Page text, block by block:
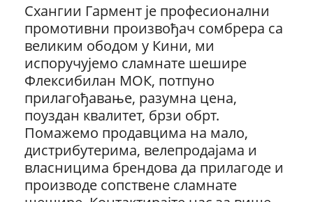
Схангии Гармент је професионални
промотивни произвођач сомбрера са
великим ободом у Кини, ми
испоручујемо сламнате шешире
Флексибилан МОК, потпуно
прилагођавање, разумна цена,
поуздан квалитет, брзи обрт.
Помажемо продавцима на мало,
дистрибутерима, велепродајама и
власницима брендова да прилагоде и
производе сопствене сламнате